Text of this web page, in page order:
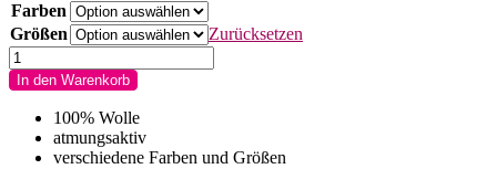
Farben
Größen
Zurücksetzen
MuliMann
Wärmegamaschen
für
Pferde
verschiedene
Farben
In den Warenkorb
100% Wolle
atmungsaktiv
verschiedene Farben und Größen